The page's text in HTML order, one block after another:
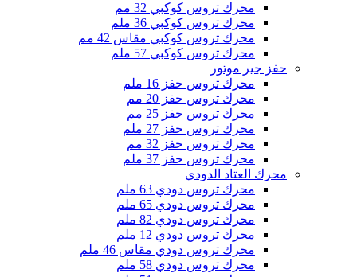
محرك تروس كوكبي 32 مم
محرك تروس كوكبي 36 ملم
محرك تروس كوكبي مقاس 42 مم
محرك تروس كوكبي 57 ملم
حفز جير موتور
محرك تروس حفز 16 ملم
محرك تروس حفز 20 مم
محرك تروس حفز 25 مم
محرك تروس حفز 27 ملم
محرك تروس حفز 32 مم
محرك تروس حفز 37 ملم
محرك العتاد الدودي
محرك تروس دودي 63 ملم
محرك تروس دودي 65 ملم
محرك تروس دودي 82 ملم
محرك تروس دودي 12 ملم
محرك تروس دودي مقاس 46 ملم
محرك تروس دودي 58 ملم